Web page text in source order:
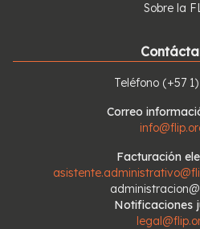
Sobre la
Teléfono (+57
Correo
Facturación
Notificaciones